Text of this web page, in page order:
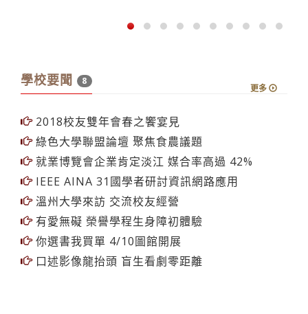
學校要聞 8
更多
2018校友雙年會春之饗宴見
綠色大學聯盟論壇 聚焦食農議題
就業博覽會企業肯定淡江 媒合率高過 42%
IEEE AINA 31國學者研討資訊網路應用
溫州大學來訪 交流校友經營
有愛無礙 榮譽學程生身障初體驗
你選書我買單 4/10圖館開展
口述影像龍抬頭 盲生看劇零距離